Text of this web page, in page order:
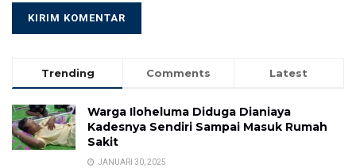
Trending Comments Latest
Warga Iloheluma Diduga Dianiaya
Kadesnya Sendiri Sampai Masuk Rumah
Sakit
JANUARI 30, 2025